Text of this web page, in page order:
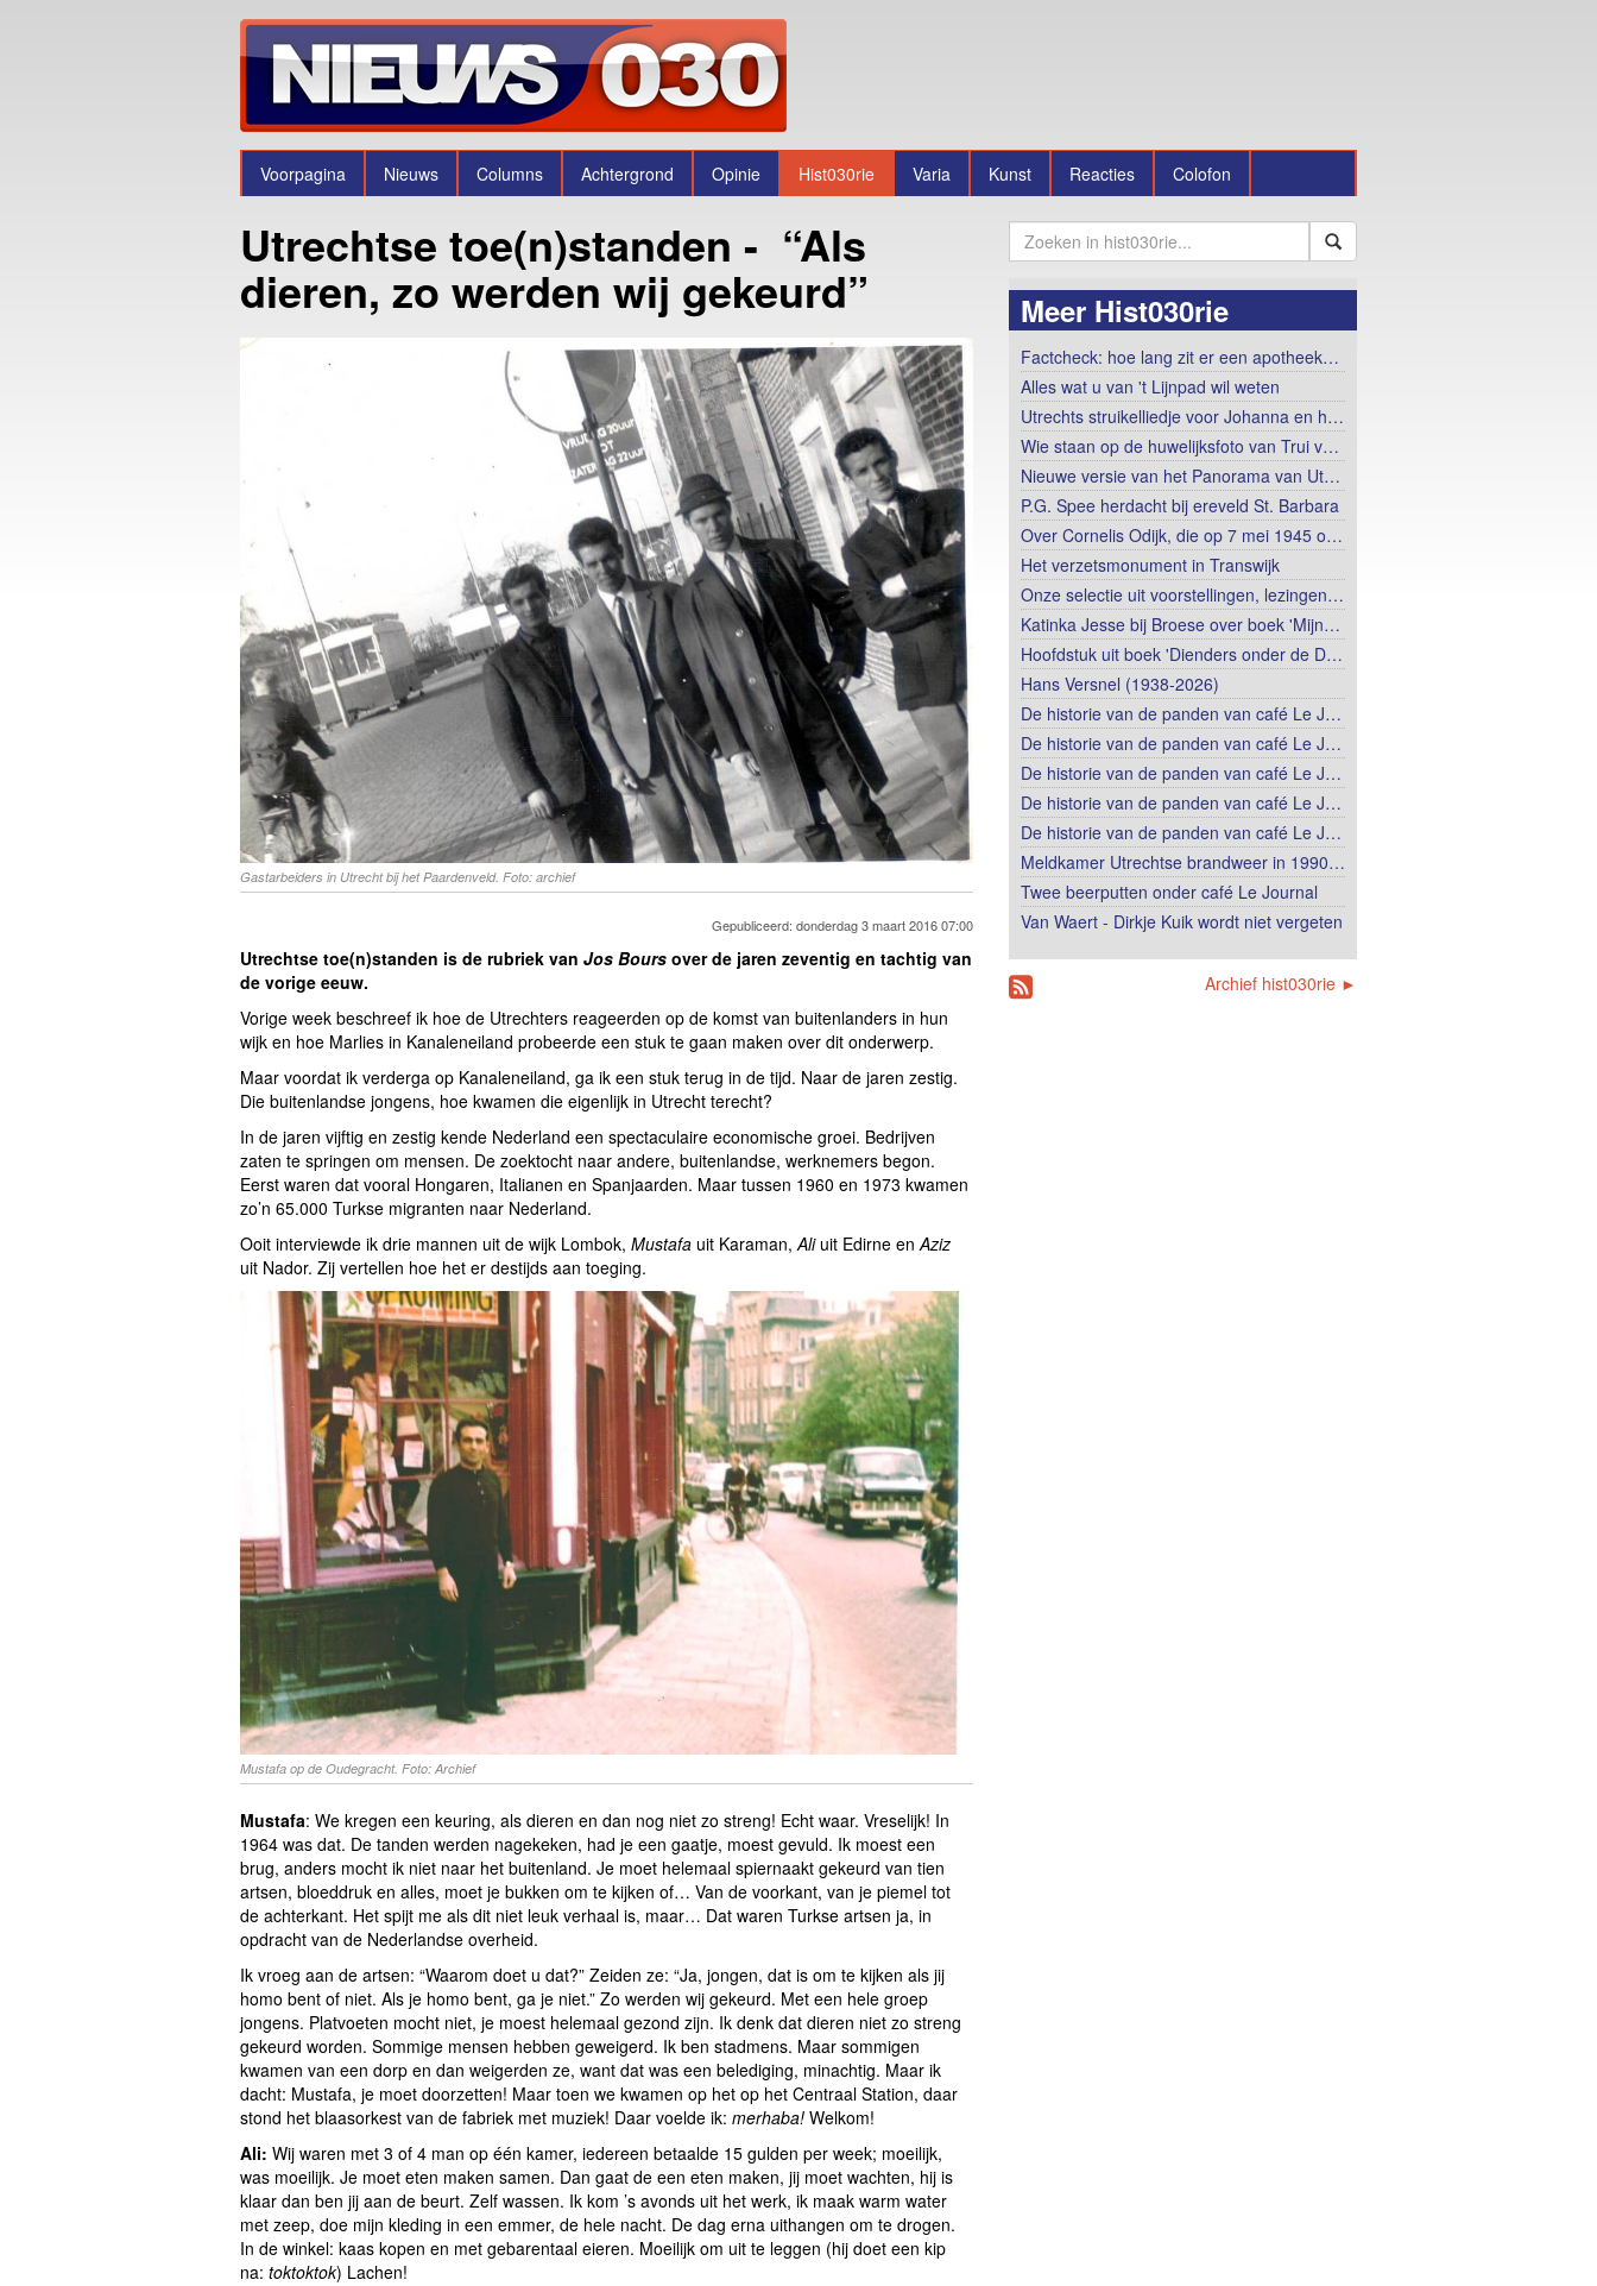
Voorpagina Nieuws Columns Achtergrond Opinie Hist030rie Varia Kunst Reacties Colofon
Utrechtse toe(n)standen - “Als
dieren, zo werden wij gekeurd”
Gastarbeiders in Utrecht bij het Paardenveld. Foto: archief
Gepubliceerd: donderdag 3 maart 2016 07:00
Utrechtse toe(n)standen is de rubriek van Jos Bours over de jaren zeventig en tachtig van
de vorige eeuw.
Vorige week beschreef ik hoe de Utrechters reageerden op de komst van buitenlanders in hun
wijk en hoe Marlies in Kanaleneiland probeerde een stuk te gaan maken over dit onderwerp.
Maar voordat ik verderga op Kanaleneiland, ga ik een stuk terug in de tijd. Naar de jaren zestig.
Die buitenlandse jongens, hoe kwamen die eigenlijk in Utrecht terecht?
In de jaren vijftig en zestig kende Nederland een spectaculaire economische groei. Bedrijven
zaten te springen om mensen. De zoektocht naar andere, buitenlandse, werknemers begon.
Eerst waren dat vooral Hongaren, Italianen en Spanjaarden. Maar tussen 1960 en 1973 kwamen
zo’n 65.000 Turkse migranten naar Nederland.
Ooit interviewde ik drie mannen uit de wijk Lombok, Mustafa uit Karaman,Aliuit Edirne enAziz
uit Nador. Zij vertellen hoe het er destijds aan toeging.
Mustafa op de Oudegracht. Foto: Archief
Mustafa: We kregen een keuring, als dieren en dan nog niet zo streng! Echt waar. Vreselijk! In
1964 was dat. De tanden werden nagekeken, had je een gaatje, moest gevuld. Ik moest een
brug, anders mocht ik niet naar het buitenland. Je moet helemaal spiernaakt gekeurd van tien
artsen, bloeddruk en alles, moet je bukken om te kijken of… Van de voorkant, van je piemel tot
de achterkant. Het spijt me als dit niet leuk verhaal is, maar… Dat waren Turkse artsen ja, in
opdracht van de Nederlandse overheid.
Ik vroeg aan de artsen: “Waarom doet u dat?” Zeiden ze: “Ja, jongen, dat is om te kijken als jij
homo bent of niet. Als je homo bent, ga je niet.” Zo werden wij gekeurd. Met een hele groep
jongens. Platvoeten mocht niet, je moest helemaal gezond zijn. Ik denk dat dieren niet zo streng
gekeurd worden. Sommige mensen hebben geweigerd. Ik ben stadmens. Maar sommigen
kwamen van een dorp en dan weigerden ze, want dat was een belediging, minachtig. Maar ik
dacht: Mustafa, je moet doorzetten! Maar toen we kwamen op het op het Centraal Station, daar
stond het blaasorkest van de fabriek met muziek! Daar voelde ik: merhaba! Welkom!
Ali: Wij waren met 3 of 4 man op één kamer, iedereen betaalde 15 gulden per week; moeilijk,
was moeilijk. Je moet eten maken samen. Dan gaat de een eten maken, jij moet wachten, hij is
klaar dan ben jij aan de beurt. Zelf wassen. Ik kom ’s avonds uit het werk, ik maak warm water
met zeep, doe mijn kleding in een emmer, de hele nacht. De dag erna uithangen om te drogen.
In de winkel: kaas kopen en met gebarentaal eieren. Moeilijk om uit te leggen (hij doet een kip
na: toktoktok) Lachen!
Meer Hist030rie
Factcheck: hoe lang zit er een apotheek…
Alles wat u van 't Lijnpad wil weten
Utrechts struikelliedje voor Johanna en h…
Wie staan op de huwelijksfoto van Trui v…
Nieuwe versie van het Panorama van Ut…
P.G. Spee herdacht bij ereveld St. Barbara
Over Cornelis Odijk, die op 7 mei 1945 o…
Het verzetsmonument in Transwijk
Onze selectie uit voorstellingen, lezingen…
Katinka Jesse bij Broese over boek 'Mijn…
Hoofdstuk uit boek 'Dienders onder de D…
Hans Versnel (1938-2026)
De historie van de panden van café Le J…
De historie van de panden van café Le J…
De historie van de panden van café Le J…
De historie van de panden van café Le J…
De historie van de panden van café Le J…
Meldkamer Utrechtse brandweer in 1990…
Twee beerputten onder café Le Journal
Van Waert - Dirkje Kuik wordt niet vergeten
Archief hist030rie ►